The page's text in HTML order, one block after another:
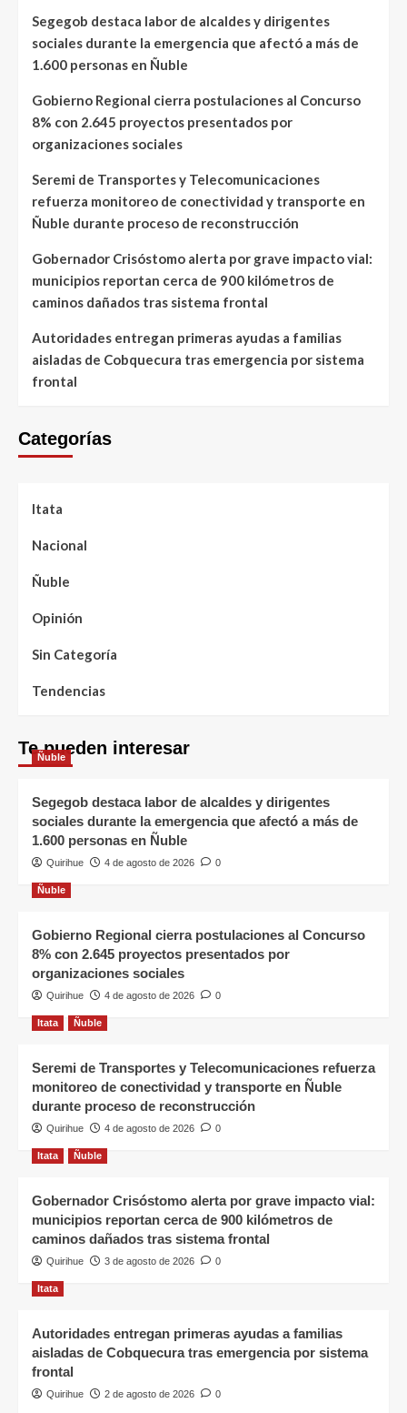
Segegob destaca labor de alcaldes y dirigentes
sociales durante la emergencia que afectó a más de
1.600 personas en Ñuble
Gobierno Regional cierra postulaciones al Concurso
8% con 2.645 proyectos presentados por
organizaciones sociales
Seremi de Transportes y Telecomunicaciones
refuerza monitoreo de conectividad y transporte en
Ñuble durante proceso de reconstrucción
Gobernador Crisóstomo alerta por grave impacto vial:
municipios reportan cerca de 900 kilómetros de
caminos dañados tras sistema frontal
Autoridades entregan primeras ayudas a familias
aisladas de Cobquecura tras emergencia por sistema
frontal
Categorías
Itata
Nacional
Ñuble
Opinión
Sin Categoría
Tendencias
Te pueden interesar
Ñuble
Segegob destaca labor de alcaldes y dirigentes
sociales durante la emergencia que afectó a más de
1.600 personas en Ñuble
Quirihue 4 de agosto de 2026 0
Ñuble
Gobierno Regional cierra postulaciones al Concurso
8% con 2.645 proyectos presentados por
organizaciones sociales
Quirihue 4 de agosto de 2026 0
Itata Ñuble
Seremi de Transportes y Telecomunicaciones refuerza
monitoreo de conectividad y transporte en Ñuble
durante proceso de reconstrucción
Quirihue 4 de agosto de 2026 0
Itata Ñuble
Gobernador Crisóstomo alerta por grave impacto vial:
municipios reportan cerca de 900 kilómetros de
caminos dañados tras sistema frontal
Quirihue 3 de agosto de 2026 0
Itata
Autoridades entregan primeras ayudas a familias
aisladas de Cobquecura tras emergencia por sistema
frontal
Quirihue 2 de agosto de 2026 0